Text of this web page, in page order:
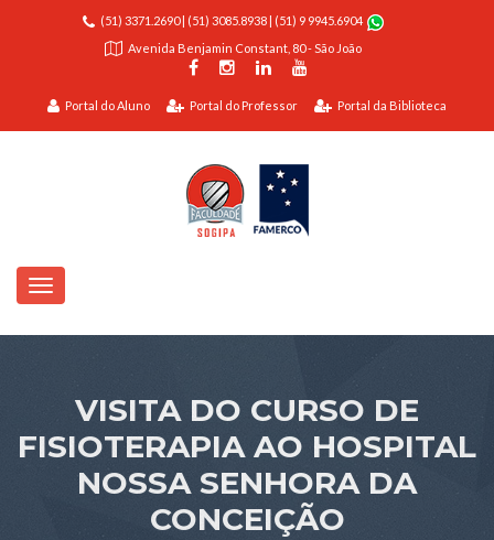
(51) 3371.2690| (51) 3085.8938|
(51) 9 9945.6904
Avenida Benjamin Constant, 80 - São João
Portal do Aluno Portal do Professor Portal da Biblioteca
VISITA DO CURSO DE
FISIOTERAPIA AO HOSPITAL
NOSSA SENHORA DA
CONCEIÇÃO